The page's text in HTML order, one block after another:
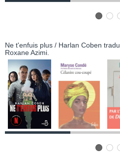
Célanire cou-coupé / Maryse Condé.